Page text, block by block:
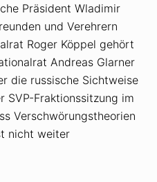
Präsident Wladimir
und Verehrern
Roger Köppel gehört
Andreas Glarner
die russische Sichtweise
SVP-Fraktionssitzung im
Verschwörungstheorien
nicht weiter